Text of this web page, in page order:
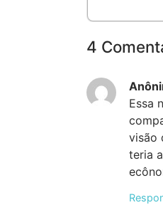
4
Essa
visão
teria